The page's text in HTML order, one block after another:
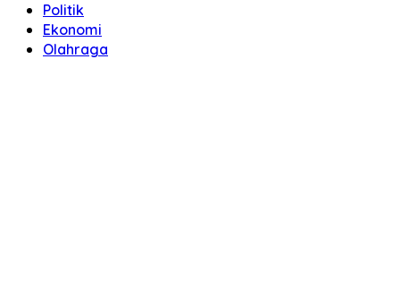
Politik
Ekonomi
Olahraga